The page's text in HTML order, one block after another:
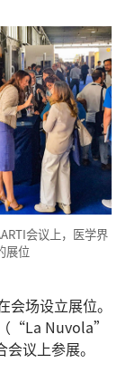
会议上，医学界
展位
场设立展位。
“La Nuvola”
议上参展。